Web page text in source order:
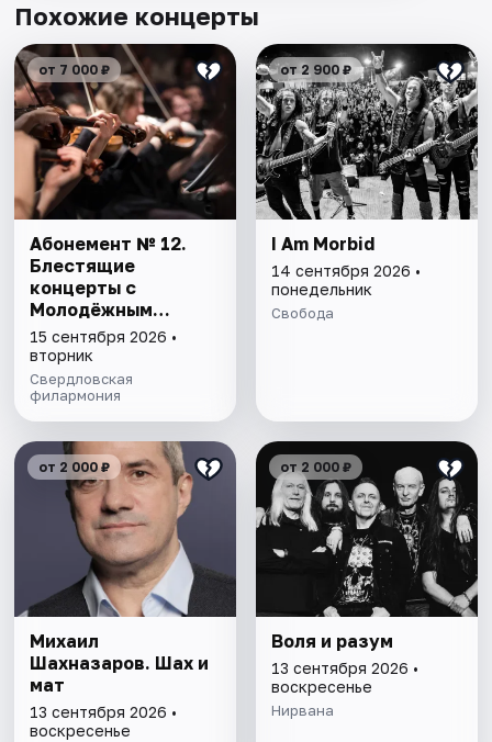
Похожие концерты
от 7 000 ₽
Абонемент № 12.
Блестящие
концерты с
Молодёжным
оркестром
15 сентября 2026 •
вторник
Свердловская
филармония
от 2 900 ₽
I Am Morbid
14 сентября 2026 •
понедельник
Свобода
от 2 000 ₽
Михаил
Шахназаров. Шах и
мат
13 сентября 2026 •
воскресенье
от 2 000 ₽
Воля и разум
13 сентября 2026 •
воскресенье
Нирвана